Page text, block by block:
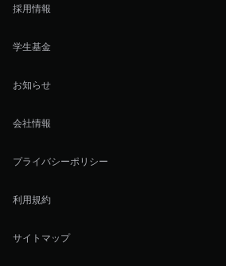
採用情報
学生基金
お知らせ
会社情報
プライバシーポリシー
利用規約
サイトマップ